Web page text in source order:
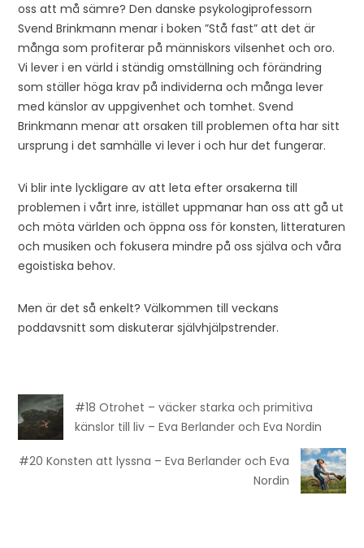
oss att må sämre? Den danske psykologiprofessorn
Svend Brinkmann menar i boken ”Stå fast” att det är
många som profiterar på människors vilsenhet och oro.
Vi lever i en värld i ständig omställning och förändring
som ställer höga krav på individerna och många lever
med känslor av uppgivenhet och tomhet. Svend
Brinkmann menar att orsaken till problemen ofta har sitt
ursprung i det samhälle vi lever i och hur det fungerar.
Vi blir inte lyckligare av att leta efter orsakerna till
problemen i vårt inre, istället uppmanar han oss att gå ut
och möta världen och öppna oss för konsten, litteraturen
och musiken och fokusera mindre på oss själva och våra
egoistiska behov.
Men är det så enkelt? Välkommen till veckans
poddavsnitt som diskuterar självhjälpstrender.
#18 Otrohet – väcker starka och primitiva
känslor till liv – Eva Berlander och Eva Nordin
#20 Konsten att lyssna – Eva Berlander och Eva
Nordin